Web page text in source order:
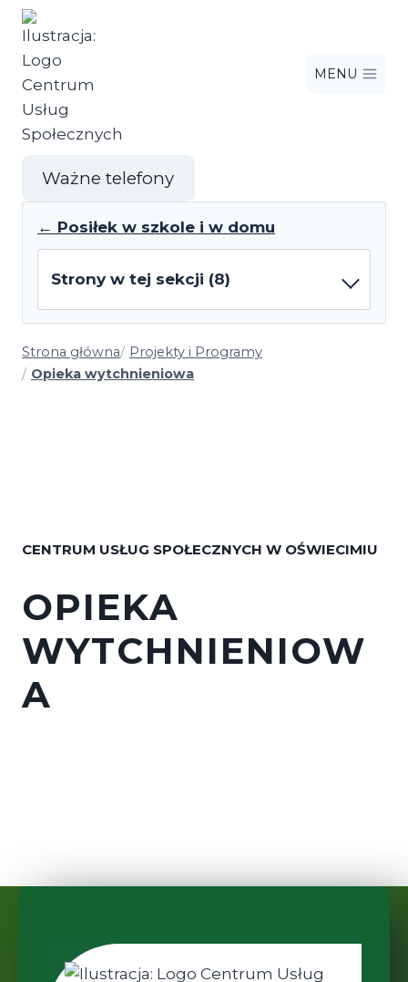
Przejdź
treści
MENU
Ważne telefony
← Posiłek w szkole i w domu
Strony w tej sekcji (8)
Strona główna
Projekty i Programy
Opieka wytchnieniowa
CENTRUM USŁUG SPOŁECZNYCH W OŚWIECIMIU
OPIEKA
WYTCHNIENIOW
A